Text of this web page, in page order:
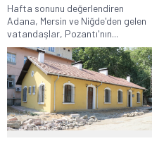
Hafta sonunu değerlendiren
Adana, Mersin ve Niğde'den gelen
vatandaşlar, Pozantı'nın...